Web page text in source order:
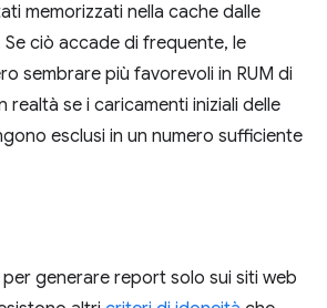
memorizzati nella cache dalle
ciò accade di frequente, le
sembrare più favorevoli in RUM di
realtà se i caricamenti iniziali delle
esclusi in un numero sufficiente
generare report solo sui siti web